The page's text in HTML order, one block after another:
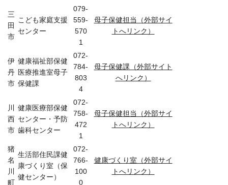
三
田
市
こども家庭支援
センター
079-
559-
570
1
母子保健担当（外部サイ
トへリンク）
伊
丹
市
健康福祉部保健
医療推進室母子
保健課
072-
784-
803
4
母子保健課（外部サイト
へリンク）
川
西
市
健康医療部保健
センター・予防
歯科センター
072-
758-
472
1
母子保健担当（外部サイ
トへリンク）
猪
名
川
町
生活部住民課健
康づくり室（保
健センター）
072-
766-
100
0
健康づくり室（外部サイ
トへリンク）